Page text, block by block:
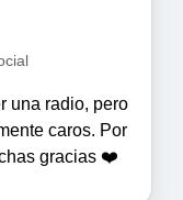
una radio, pero
caros. Por
gracias ❤️